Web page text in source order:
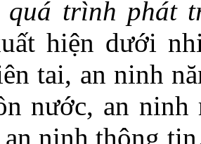
quá trình phát
hiện dưới
tai, an ninh
nước, an ninh
an ninh thông